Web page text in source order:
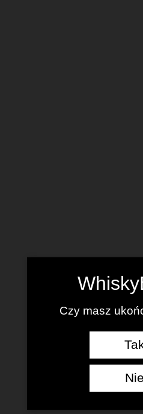
Czy masz
Nie